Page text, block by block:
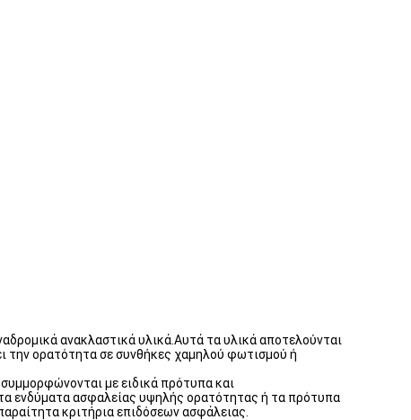
ανακλαστικά υλικά.Αυτά τα υλικά αποτελούνται
την ορατότητα σε συνθήκες χαμηλού φωτισμού ή
με ειδικά πρότυπα και
ενδύματα ασφαλείας υψηλής ορατότητας ή τα πρότυπα
κριτήρια επιδόσεων ασφάλειας.